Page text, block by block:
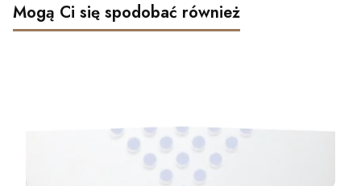
Mogą Ci się spodobać również